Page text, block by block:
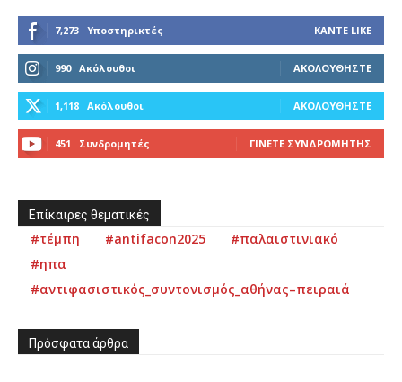
7,273 Υποστηρικτές ΚΆΝΤΕ LIKE
990 Ακόλουθοι ΑΚΟΛΟΥΘΉΣΤΕ
1,118 Ακόλουθοι ΑΚΟΛΟΥΘΉΣΤΕ
451 Συνδρομητές ΓΊΝΕΤΕ ΣΥΝΔΡΟΜΗΤΉΣ
Επίκαιρες θεματικές
#τέμπη #antifacon2025
#παλαιστινιακό
#ηπα
#αντιφασιστικός_συντονισμός_αθήνας–πειραιά
Πρόσφατα άρθρα